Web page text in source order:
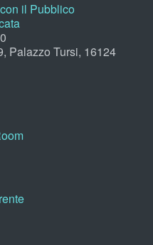
il Pubblico
Palazzo Tursi, 16124